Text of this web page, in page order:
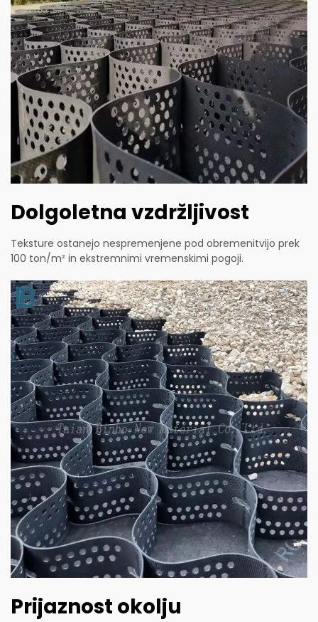
Dolgoletna vzdržljivost
Teksture ostanejo nespremenjene pod obremenitvijo prek
100 ton/m² in ekstremnimi vremenskimi pogoji.
Prijaznost okolju